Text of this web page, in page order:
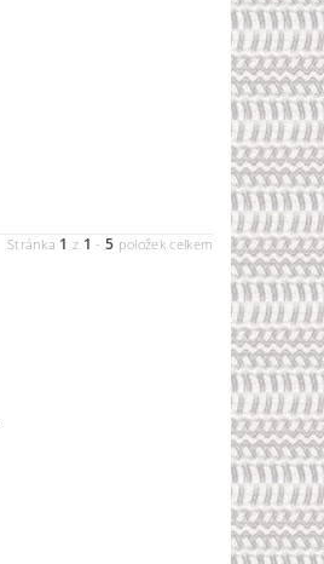
Stránka 1 z 1 -5 položek celkem